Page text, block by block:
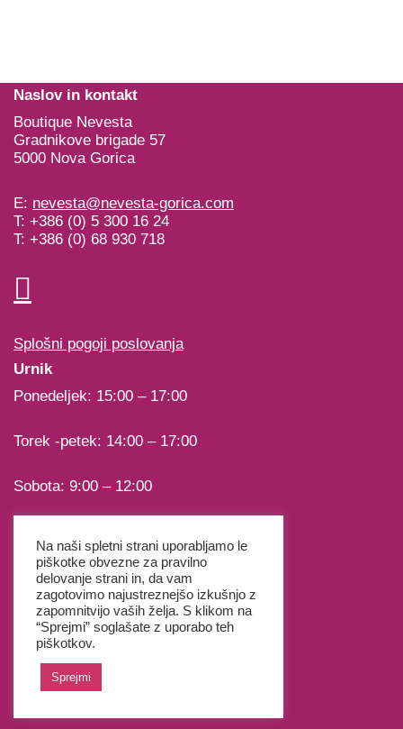
Naslov in kontakt
Boutique Nevesta
Gradnikove brigade 57
5000 Nova Gorica
E: nevesta@nevesta-gorica.com
T: +386 (0) 5 300 16 24
T: +386 (0) 68 930 718
Splošni pogoji poslovanja
Urnik
Ponedeljek: 15:00 – 17:00
Torek -petek: 14:00 – 17:00
Sobota: 9:00 – 12:00
Na naši spletni strani uporabljamo le
piškotke obvezne za pravilno
delovanje strani in, da vam
zagotovimo najustreznejšo izkušnjo z
zapomnitvijo vaših želja. S klikom na
“Sprejmi” soglašate z uporabo teh
piškotkov.
Sprejmi